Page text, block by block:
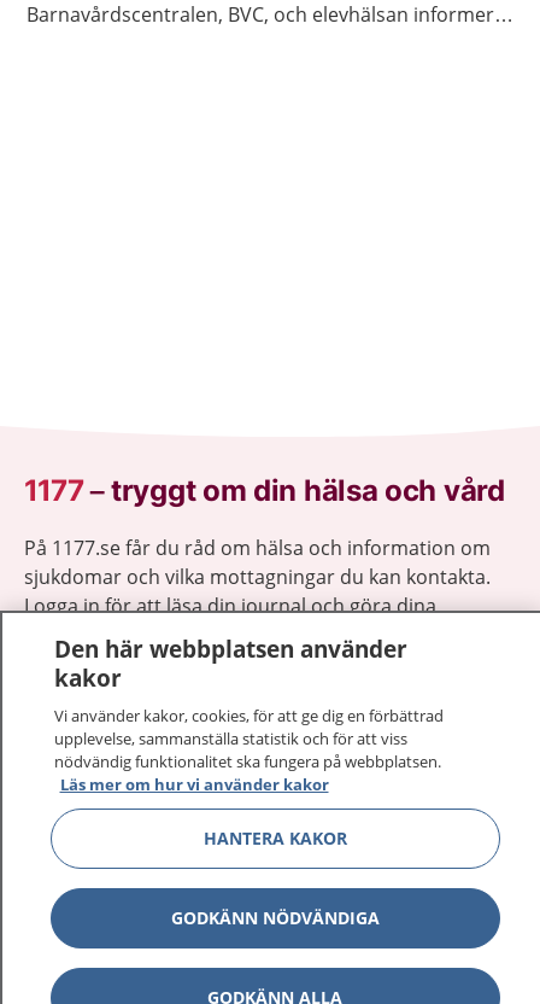
Barnavårdscentralen, BVC, och elevhälsan informerar
1177–tryggt om din hälsa och vård
På 1177.se får du råd om hälsa och information om
sjukdomar och vilka mottagningar du kan kontakta.
Logga in för att läsa din journal och göra dina
vårdärenden. Ring telefonnummer 1177 för
sjukvårdsrådgivning dygnet runt.
1177 ger dig råd när du vill må bättre.
1177 på flera språk Visa
Om 1177 Visa
Kontakt Visa
Den här webbplatsen använder
kakor
Vi använder kakor, cookies, för att ge dig en förbättrad
upplevelse, sammanställa statistik och för att viss
nödvändig funktionalitet ska fungera på webbplatsen.
Läs mer om hur vi använder kakor
HANTERA KAKOR
GODKÄNN NÖDVÄNDIGA
GODKÄNN ALLA